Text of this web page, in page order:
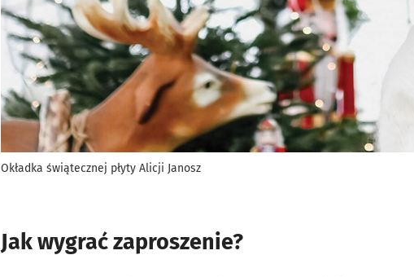
Okładka świątecznej płyty Alicji Janosz
Jak wygrać zaproszenie?